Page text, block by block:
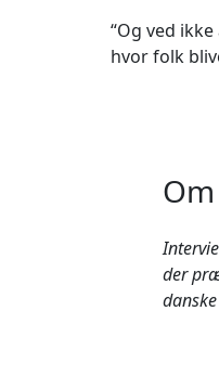
“Og ved
hvor folk
der